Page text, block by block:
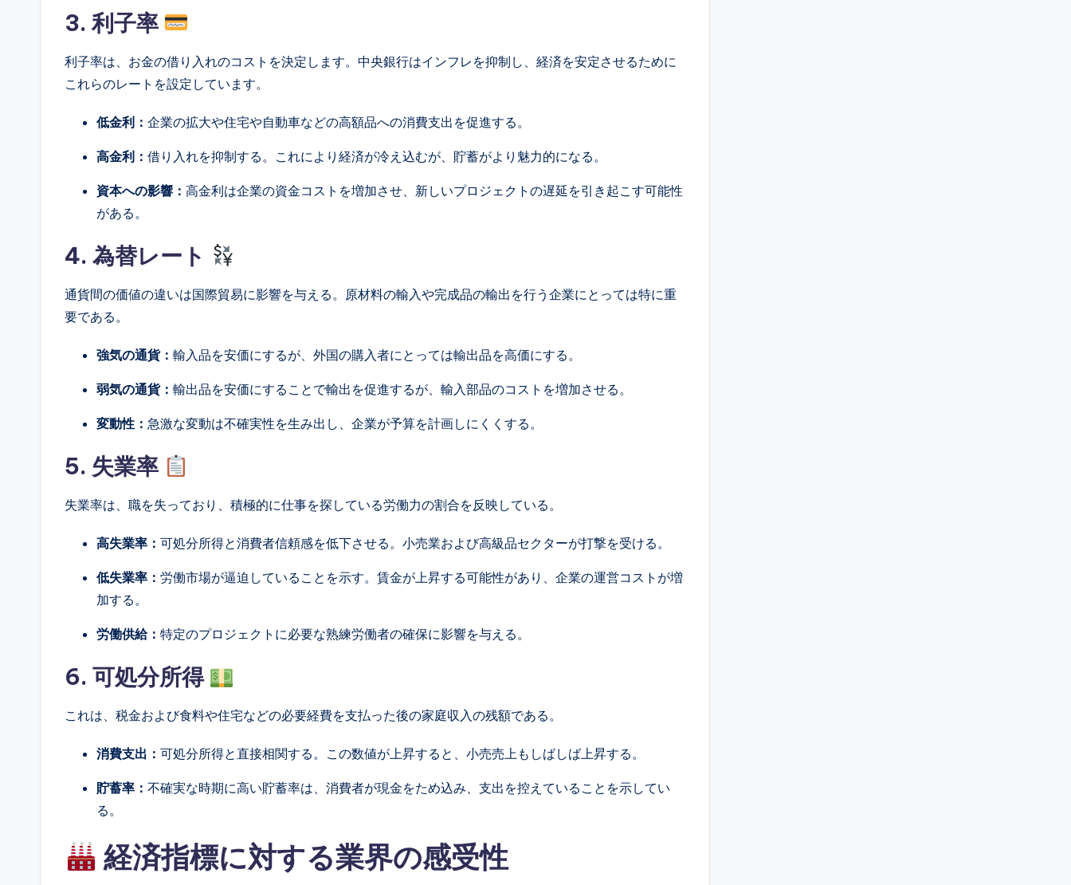
3. 利子率
利子率は、お金の借り入れのコストを決定します。中央銀行はインフレを抑制し、経済を安定させるために
これらのレートを設定しています。
低金利： 企業の拡大や住宅や自動車などの高額品への消費支出を促進する。
高金利： 借り入れを抑制する。これにより経済が冷え込むが、貯蓄がより魅力的になる。
資本への影響： 高金利は企業の資金コストを増加させ、新しいプロジェクトの遅延を引き起こす可能性
がある。
4. 為替レート
通貨間の価値の違いは国際貿易に影響を与える。原材料の輸入や完成品の輸出を行う企業にとっては特に重
要である。
強気の通貨： 輸入品を安価にするが、外国の購入者にとっては輸出品を高価にする。
弱気の通貨： 輸出品を安価にすることで輸出を促進するが、輸入部品のコストを増加させる。
変動性： 急激な変動は不確実性を生み出し、企業が予算を計画しにくくする。
5. 失業率
失業率は、職を失っており、積極的に仕事を探している労働力の割合を反映している。
高失業率： 可処分所得と消費者信頼感を低下させる。小売業および高級品セクターが打撃を受ける。
低失業率： 労働市場が逼迫していることを示す。賃金が上昇する可能性があり、企業の運営コストが増
加する。
労働供給： 特定のプロジェクトに必要な熟練労働者の確保に影響を与える。
6. 可処分所得
これは、税金および食料や住宅などの必要経費を支払った後の家庭収入の残額である。
消費支出： 可処分所得と直接相関する。この数値が上昇すると、小売売上もしばしば上昇する。
貯蓄率： 不確実な時期に高い貯蓄率は、消費者が現金をため込み、支出を控えていることを示してい
る。
経済指標に対する業界の感受性